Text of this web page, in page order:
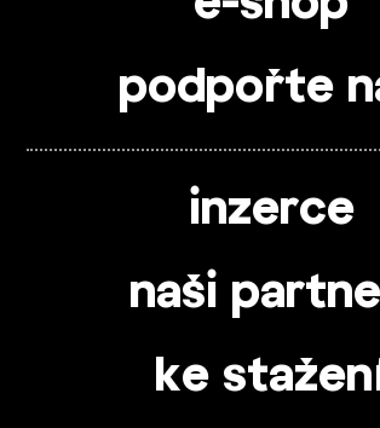
podpořte
inzerce
naši
ke